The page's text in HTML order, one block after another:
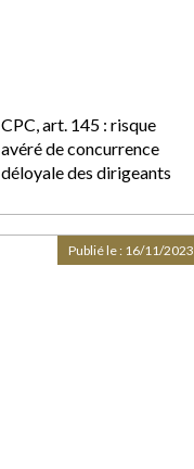
CPC, art. 145 : risque
avéré de concurrence
déloyale des dirigeants
Publié le : 16/11/2023